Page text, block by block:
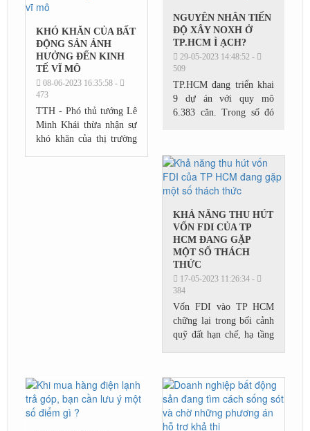
KHÓ KHĂN CỦA BẤT
ĐỘNG SẢN ẢNH
HƯỞNG ĐẾN KINH
TẾ VĨ MÔ
08-06-2023 16:35:58 -
473
TTH - Phó thủ tướng Lê
Minh Khái thừa nhận sự
khó khăn của thị trường
NGUYÊN NHÂN TIẾN
ĐỘ XÂY NOXH Ở
TP.HCM Ì ẠCH?
29-05-2023 14:48:52 -
509
TP.HCM đang triển khai
9 dự án với quy mô
6.383 căn. Trong số đó
đoạn 2016-2020, 4 dự án
khởi công trong năm...
KHẢ NĂNG THU HÚT
VỐN FDI CỦA TP
HCM ĐANG GẶP
MỘT SỐ THÁCH
THỨC
17-05-2023 11:26:34 -
384
Vốn FDI vào TP HCM
chững lại trong bối cảnh
quỹ đất hạn chế, hạ tầng
tỏ ra năng động hơn.